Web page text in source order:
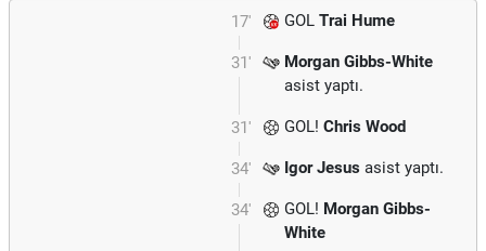
17' GOL Trai Hume
31'
Morgan Gibbs-White
asist yaptı.
31' GOL! Chris Wood
34' Igor Jesus asist yaptı.
34' GOL! Morgan Gibbs-
White